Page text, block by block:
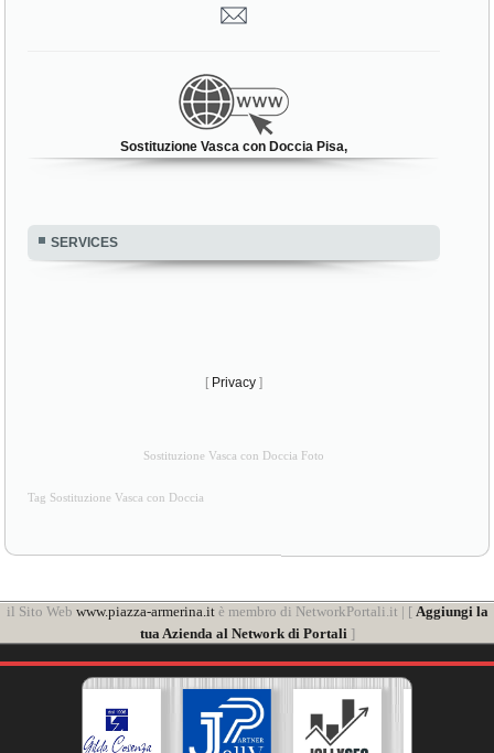
Sostituzione Vasca con Doccia Pisa,
SERVICES
[ Privacy ]
Sostituzione Vasca con Doccia Foto
Tag Sostituzione Vasca con Doccia
il Sito Web www.piazza-armerina.itè membro di NetworkPortali.it | [ Aggiungi la
tua Azienda al Network di Portali ]